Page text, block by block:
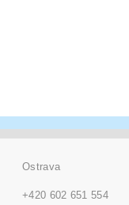
Ostrava
+420 602 651 554